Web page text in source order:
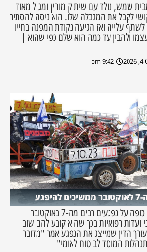
אליהו (בן 10) מבית שמש, נולד עם שיתוק מוחין ומגיל מאוד
לקבל את המגבלה שלו. הוא ניסה להסתיר
לשתף עלייה ואז הגיעה נקודת המפנה בחייו
ולהבין עד כמה הוא שלם כפי שהוא |
9:42 pm
המוסד לביטוח לאומי כופה על נפגעים רבים מה-7 באוקטובר
ועדות רפואיות בכך שהוא קובע להם שוב
עורך הדין שמייצג את הנפגע אמר "מדובר
המוסד לביטוח לאומי"